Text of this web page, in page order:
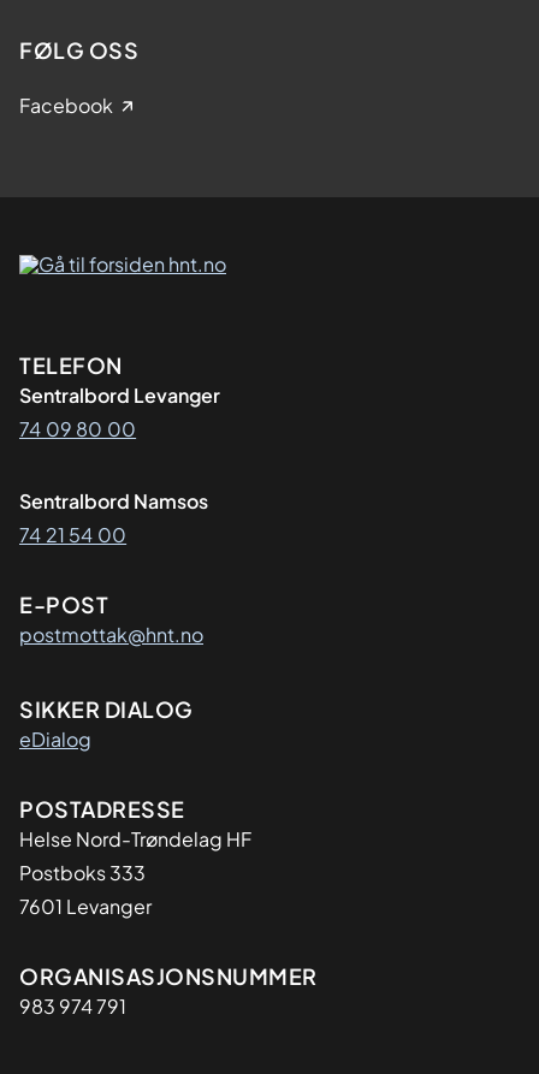
FØLG OSS
Facebook
Kontaktinformasjon
TELEFON
Sentralbord Levanger
74 09 80 00
Sentralbord Namsos
74 21 54 00
E-POST
postmottak@hnt.no
SIKKER DIALOG
eDialog
Adresse
POSTADRESSE
Helse Nord-Trøndelag HF
Postboks 333
7601 Levanger
Organisasjon
ORGANISASJONSNUMMER
983 974 791